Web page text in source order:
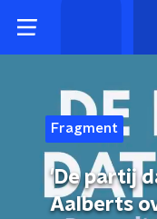
Fragment
'De partij
Aalberts